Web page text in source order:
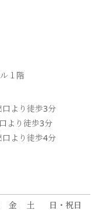
１階
より徒歩3分
より徒歩3分
より徒歩4分
金 土
日・祝日